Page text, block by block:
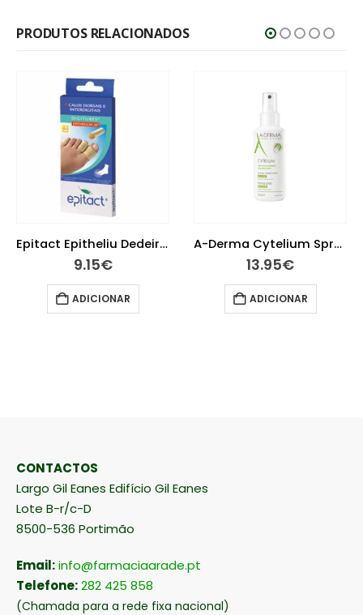
PRODUTOS RELACIONADOS
Epitact Epitheliu Dedeira Tm
9.15€
ADICIONAR
A-Derma Cytelium Spray Secante 100 ml
13.95€
ADICIONAR
CONTACTOS
Largo Gil Eanes Edifício Gil Eanes
Lote B-r/c-D
8500-536 Portimão
Email:info@farmaciaarade.pt
Telefone:282 425 858
(Chamada para a rede fixa nacional)